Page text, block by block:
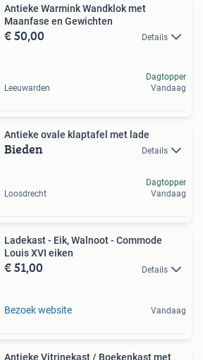
Antieke Warmink Wandklok met
Maanfase en Gewichten
€ 50,00 Details
Leeuwarden
Dagtopper
Vandaag
Antieke ovale klaptafel met lade
Bieden Details
Loosdrecht
Dagtopper
Vandaag
Ladekast - Eik, Walnoot - Commode
Louis XVI eiken
€ 51,00 Details
Bezoek website Vandaag
Antieke Vitrinekast / Boekenkast met